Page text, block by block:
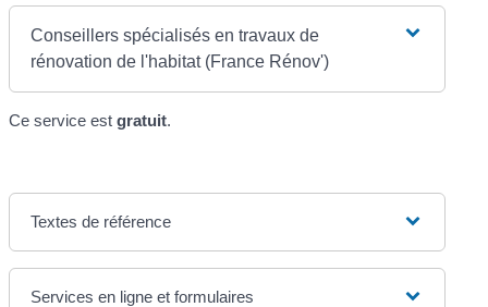
Conseillers spécialisés en travaux de
rénovation de l'habitat (France Rénov')
Ce service estgratuit.
Textes de référence
Services en ligne et formulaires